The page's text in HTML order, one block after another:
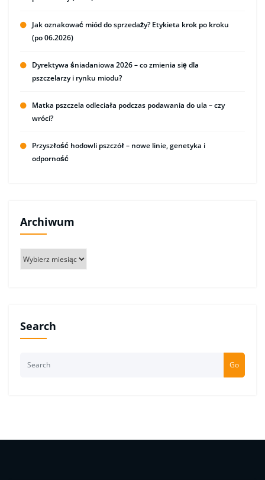
Jak oznakować miód do sprzedaży? Etykieta krok po kroku
(po 06.2026)
Dyrektywa śniadaniowa 2026 – co zmienia się dla
pszczelarzy i rynku miodu?
Matka pszczela odleciała podczas podawania do ula – czy
wróci?
Przyszłość hodowli pszczół – nowe linie, genetyka i
odporność
Archiwum
Search
Go